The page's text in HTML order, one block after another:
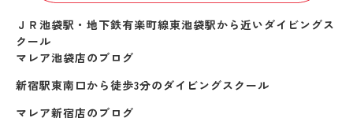
ＪＲ池袋駅・地下鉄有楽町線東池袋駅から近いダイビングス
クール
マレア池袋店のブログ
新宿駅東南口から徒歩3分のダイビングスクール
マレア新宿店のブログ